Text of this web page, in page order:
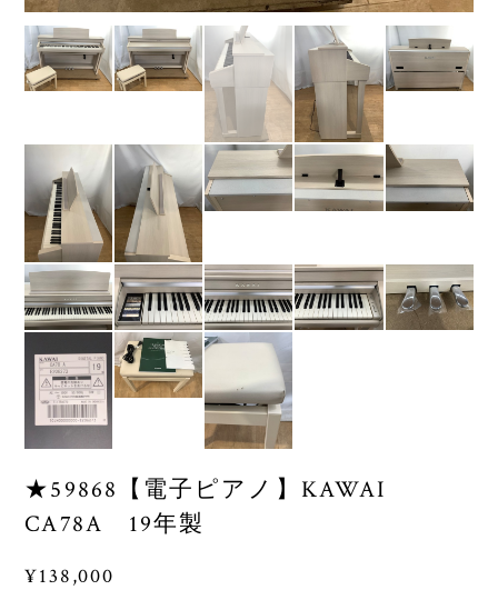
★59868【電子ピアノ】KAWAI
CA78A 19年製
¥138,000